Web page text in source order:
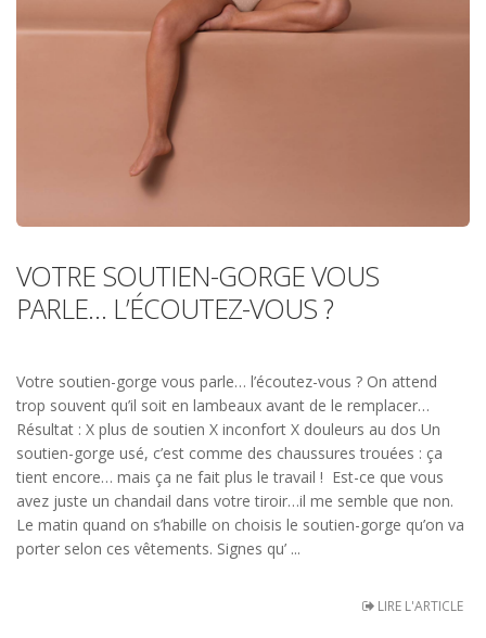
VOTRE SOUTIEN-GORGE VOUS
PARLE… L’ÉCOUTEZ-VOUS ?
Votre soutien-gorge vous parle… l’écoutez-vous ? On attend
trop souvent qu’il soit en lambeaux avant de le remplacer…
Résultat : X plus de soutien X inconfort X douleurs au dos Un
soutien-gorge usé, c’est comme des chaussures trouées : ça
tient encore… mais ça ne fait plus le travail ! Est-ce que vous
avez juste un chandail dans votre tiroir…il me semble que non.
Le matin quand on s’habille on choisis le soutien-gorge qu’on va
porter selon ces vêtements. Signes qu’ ...
LIRE L'ARTICLE